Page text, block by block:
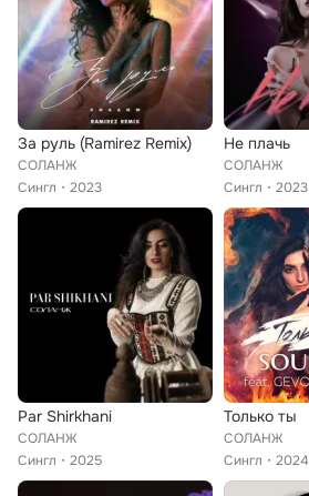
За руль (Ramirez Remix)
СОЛАНЖ
Сингл
2023
Не плачь
СОЛАНЖ
Сингл
2023
Par Shirkhani
СОЛАНЖ
Сингл
2025
Только ты
СОЛАНЖ
Сингл
2024